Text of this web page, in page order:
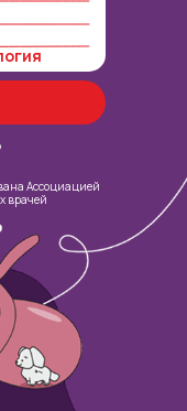
Ассоциацией
врачей